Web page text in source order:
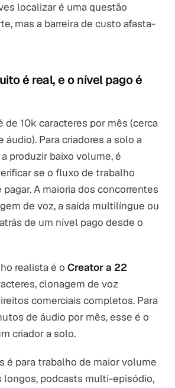
localizar é uma questão
mas a barreira de custo afasta-
é real, e o nível pago é
de 10k caracteres por mês (cerca
áudio). Para criadores a solo a
produzir baixo volume, é
se o fluxo de trabalho
A maioria dos concorrentes
de voz, a saída multilíngue ou
de um nível pago desde o
realista é o Creator a 22
clonagem de voz
comerciais completos. Para
de áudio por mês, esse é o
criador a solo.
é para trabalho de maior volume
longos, podcasts multi-episódio,